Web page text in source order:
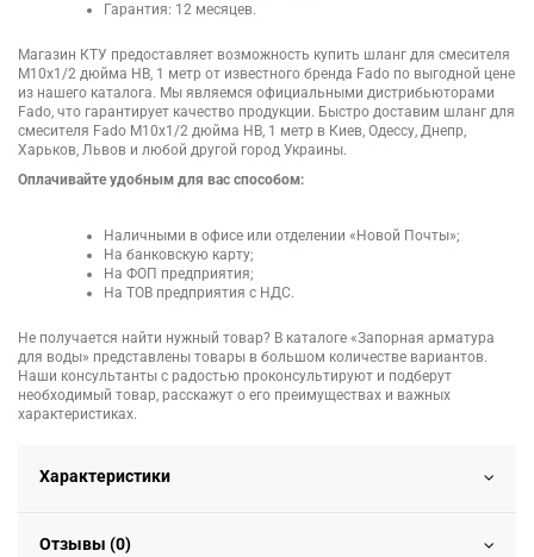
Гарантия: 12 месяцев.
Магазин КТУ предоставляет возможность купить шланг для смесителя
M10х1/2 дюйма НВ, 1 метр от известного бренда Fado по выгодной цене
из нашего каталога. Мы являемся официальными дистрибьюторами
Fado, что гарантирует качество продукции. Быстро доставим шланг для
смесителя Fado M10х1/2 дюйма НВ, 1 метр в Киев, Одессу, Днепр,
Харьков, Львов и любой другой город Украины.
Оплачивайте удобным для вас способом:
Наличными в офисе или отделении «Новой Почты»;
На банковскую карту;
На ФОП предприятия;
На ТОВ предприятия с НДС.
Не получается найти нужный товар? В каталоге «Запорная арматура
для воды» представлены товары в большом количестве вариантов.
Наши консультанты с радостью проконсультируют и подберут
необходимый товар, расскажут о его преимуществах и важных
характеристиках.
Характеристики
Отзывы (0)